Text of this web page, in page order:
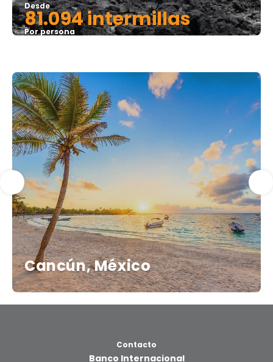
Desde
81.094 intermillas
Por persona
Cancún, México
Contacto
Banco Internacional